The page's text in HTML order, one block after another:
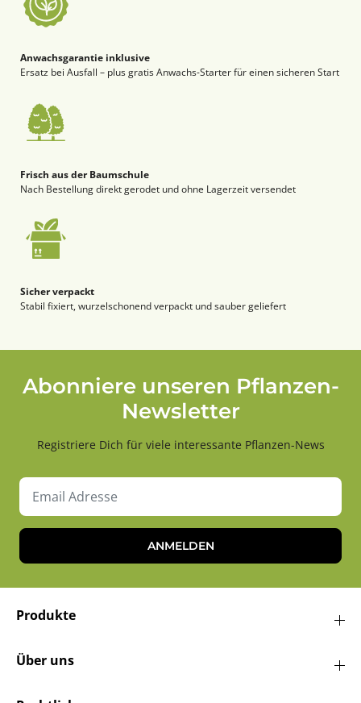
Anwachsgarantie inklusive
Ersatz bei Ausfall – plus gratis Anwachs-Starter für einen sicheren Start
Frisch aus der Baumschule
Nach Bestellung direkt gerodet und ohne Lagerzeit versendet
Sicher verpackt
Stabil fixiert, wurzelschonend verpackt und sauber geliefert
Abonniere unseren Pflanzen-
Newsletter
Registriere Dich für viele interessante Pflanzen-News
ANMELDEN
Produkte
Über uns